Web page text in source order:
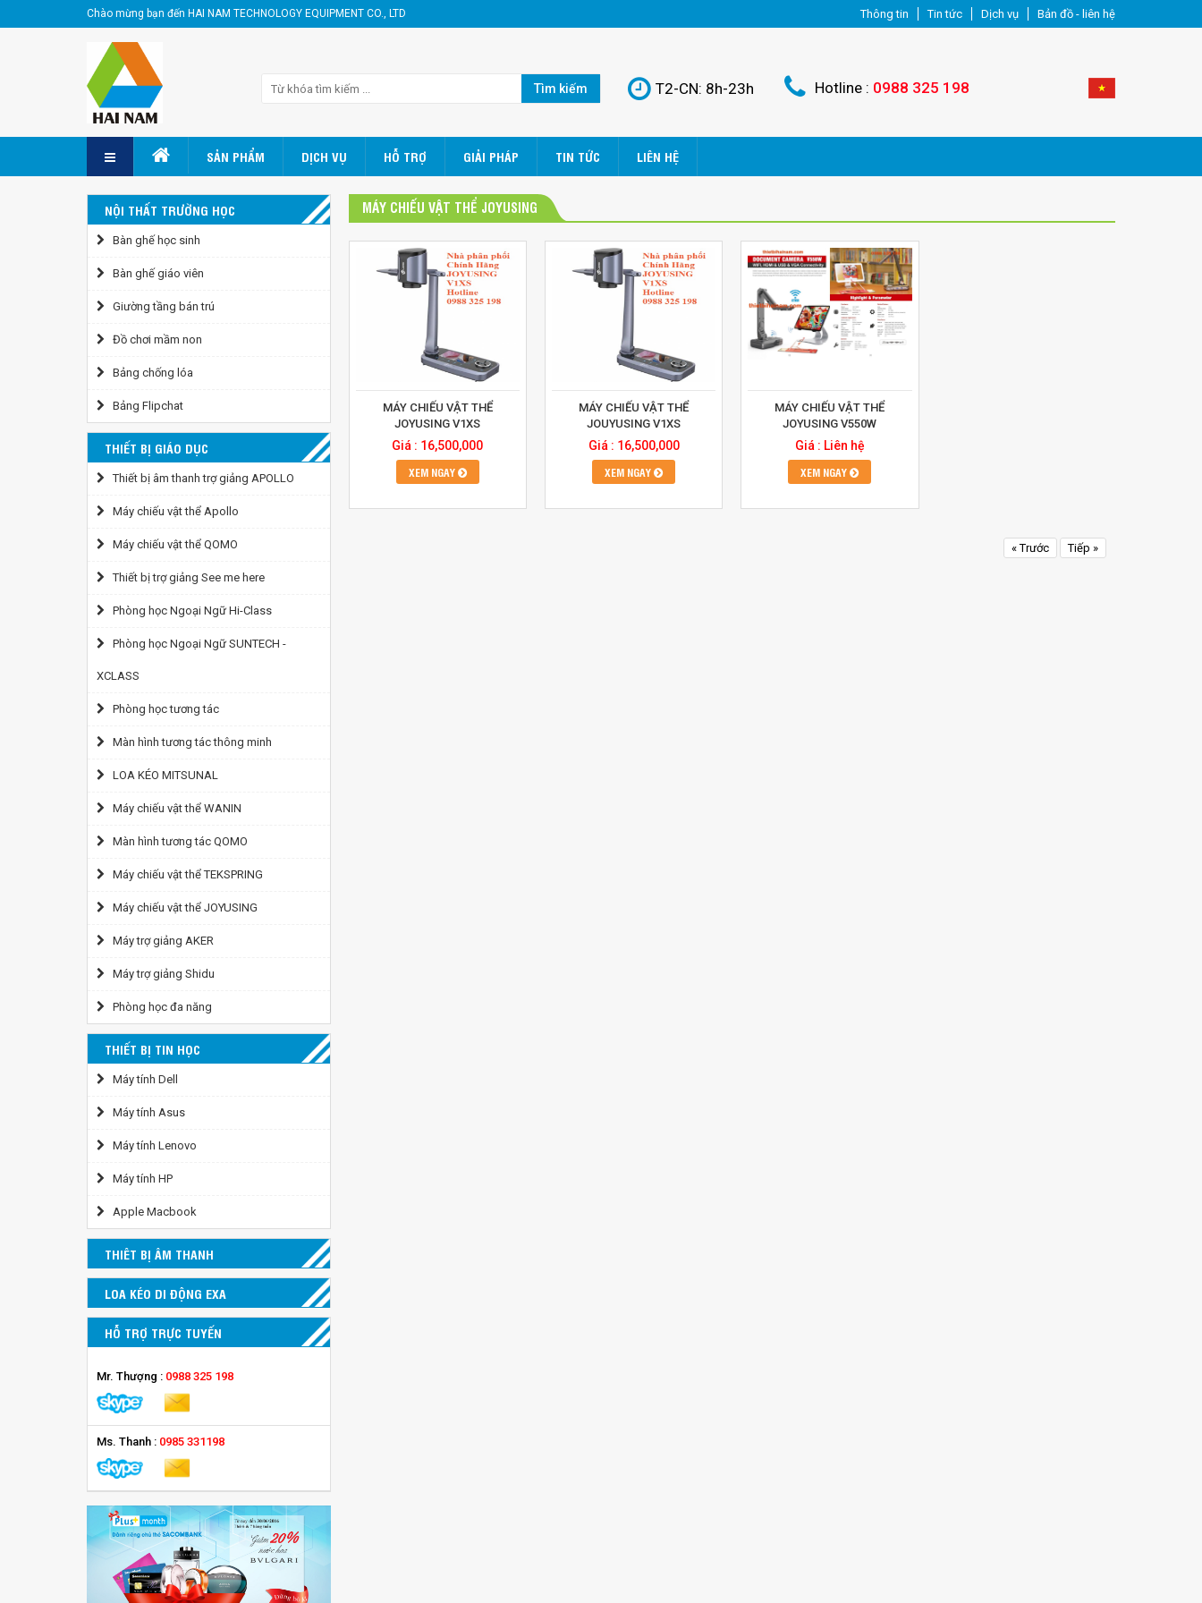
Chào mừng bạn đến HAI NAM TECHNOLOGY EQUIPMENT CO., LTD Thông tin Tin tức Dịch vụ Bản đồ - liên hệ
Tìm kiếm T2-CN: 8h-23h Hotline : 0988 325 198
SẢN PHẨM DỊCH VỤ HỖ TRỢ GIẢI PHÁP TIN TỨC LIÊN HỆ
MÁY CHIẾU VẬT THỂ JOYUSING
MÁY CHIẾU VẬT THỂ
JOYUSING V1XS
Giá : 16,500,000
XEM NGAY
MÁY CHIẾU VẬT THỂ
JOUYUSING V1XS
Giá : 16,500,000
XEM NGAY
MÁY CHIẾU VẬT THỂ
JOYUSING V550W
Giá : Liên hệ
XEM NGAY
« Trước Tiếp »
NỘI THẤT TRƯỜNG HỌC
Bàn ghế học sinh
Bàn ghế giáo viên
Giường tầng bán trú
Đồ chơi mầm non
Bảng chống lóa
Bảng Flipchat
THIẾT BỊ GIÁO DỤC
Thiết bị âm thanh trợ giảng APOLLO
Máy chiếu vật thể Apollo
Máy chiếu vật thể QOMO
Thiết bị trợ giảng See me here
Phòng học Ngoại Ngữ Hi-Class
Phòng học Ngoại Ngữ SUNTECH -
XCLASS
Phòng học tương tác
Màn hình tương tác thông minh
LOA KÉO MITSUNAL
Máy chiếu vật thể WANIN
Màn hình tương tác QOMO
Máy chiếu vật thể TEKSPRING
Máy chiếu vật thể JOYUSING
Máy trợ giảng AKER
Máy trợ giảng Shidu
Phòng học đa năng
THIẾT BỊ TIN HỌC
Máy tính Dell
Máy tính Asus
Máy tính Lenovo
Máy tính HP
Apple Macbook
THIÊT BỊ ÂM THANH
LOA KÉO DI ĐỘNG EXA
HỖ TRỢ TRỰC TUYẾN
Mr. Thượng : 0988 325 198
Ms. Thanh : 0985 331198